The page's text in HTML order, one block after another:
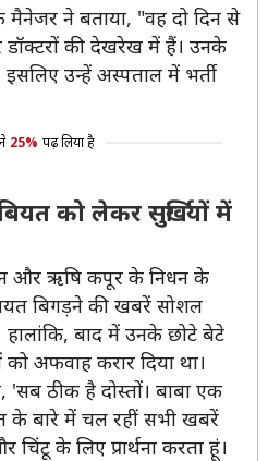
मैनेजर ने बताया, "वह दो दिन से
की देखरेख में हैं। उनके
उन्हें अस्पताल में भर्ती
25% पढ़ लिया है
को लेकर सुर्खियों में
और ऋषि कपूर के निधन के
बिगड़ने की खबरें सोशल
हालांकि, बाद में उनके छोटे बेटे
अफवाह करार दिया था।
'सब ठीक है दोस्तों। बाबा एक
के बारे में चल रहीं सभी खबरें
चिंटू के लिए प्रार्थना करता हूं।